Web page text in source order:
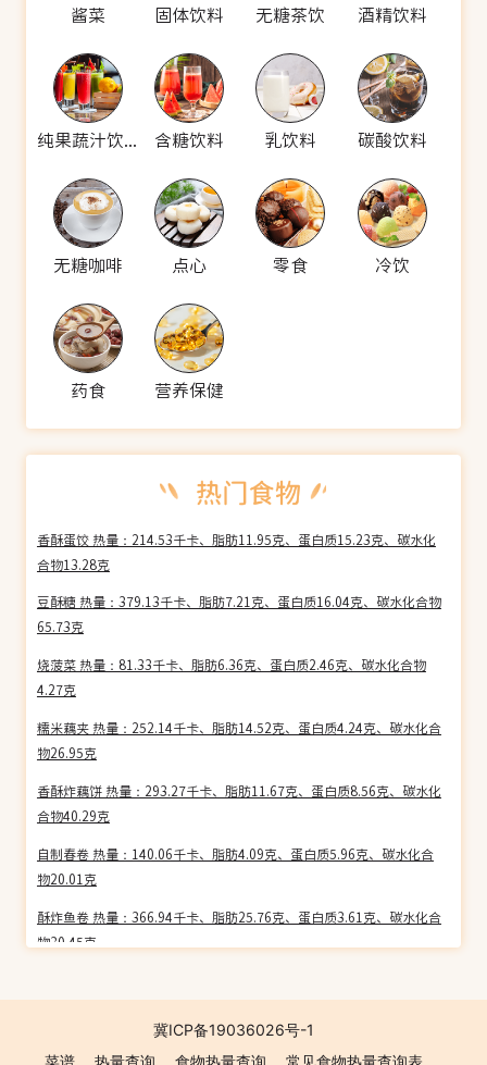
酱菜 固体饮料 无糖茶饮 酒精饮料
纯果蔬汁饮料 含糖饮料 乳饮料 碳酸饮料
无糖咖啡 点心 零食 冷饮
药食 营养保健
香酥蛋饺 热量：214.53千卡、脂肪11.95克、蛋白质15.23克、碳水化
合物13.28克
豆酥糖 热量：379.13千卡、脂肪7.21克、蛋白质16.04克、碳水化合物
65.73克
烧菠菜 热量：81.33千卡、脂肪6.36克、蛋白质2.46克、碳水化合物
4.27克
糯米藕夹 热量：252.14千卡、脂肪14.52克、蛋白质4.24克、碳水化合
物26.95克
香酥炸藕饼 热量：293.27千卡、脂肪11.67克、蛋白质8.56克、碳水化
合物40.29克
自制春卷 热量：140.06千卡、脂肪4.09克、蛋白质5.96克、碳水化合
物20.01克
酥炸鱼卷 热量：366.94千卡、脂肪25.76克、蛋白质3.61克、碳水化合
物30.45克
物31.63克
炸铜锤鸡翅膀 热量：228.00千卡、脂肪15.95克、蛋白质13.78克、碳
冀ICP备19036026号-1